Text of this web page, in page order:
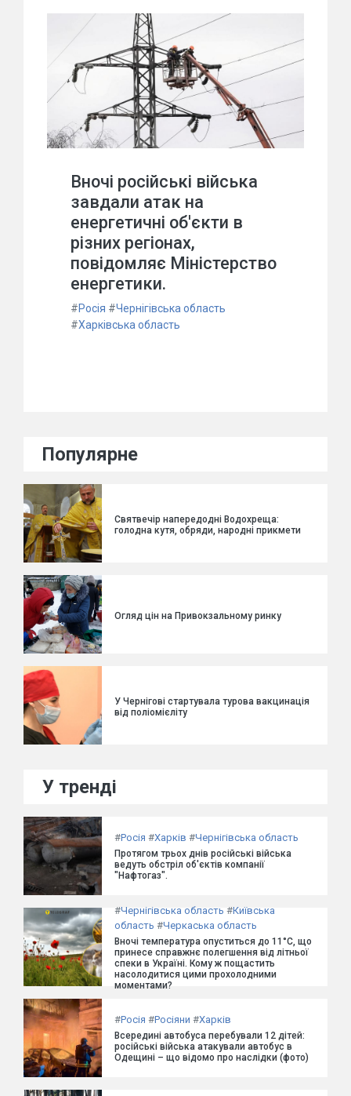
Вночі російські війська
завдали атак на
енергетичні об'єкти в
різних регіонах,
повідомляє Міністерство
енергетики.
#Росія #Чернігівська область
#Харківська область
Популярне
Святвечір напередодні Водохреща:
голодна кутя, обряди, народні прикмети
Огляд цін на Привокзальному ринку
У Чернігові стартувала турова вакцинація
від поліомієліту
У тренді
#Росія #Харків #Чернігівська область
Протягом трьох днів російські війська
ведуть обстріл об'єктів компанії
"Нафтогаз".
#Чернігівська область #Київська
область #Черкаська область
Вночі температура опуститься до 11°C, що
принесе справжнє полегшення від літньої
спеки в Україні. Кому ж пощастить
насолодитися цими прохолодними
моментами?
#Росія #Росіяни #Харків
Всередині автобуса перебували 12 дітей:
російські війська атакували автобус в
Одещині – що відомо про наслідки (фото)